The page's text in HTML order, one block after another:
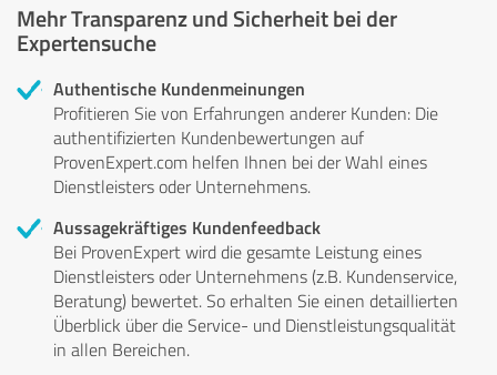
Mehr Transparenz und Sicherheit bei der
Expertensuche
Authentische Kundenmeinungen
Profitieren Sie von Erfahrungen anderer Kunden: Die
authentifizierten Kundenbewertungen auf
ProvenExpert.com helfen Ihnen bei der Wahl eines
Dienstleisters oder Unternehmens.
Aussagekräftiges Kundenfeedback
Bei ProvenExpert wird die gesamte Leistung eines
Dienstleisters oder Unternehmens (z.B. Kundenservice,
Beratung) bewertet. So erhalten Sie einen detaillierten
Überblick über die Service- und Dienstleistungsqualität
in allen Bereichen.